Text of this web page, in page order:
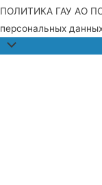
ПОЛИТИКА ГАУ АО
персональных
Прокрутить